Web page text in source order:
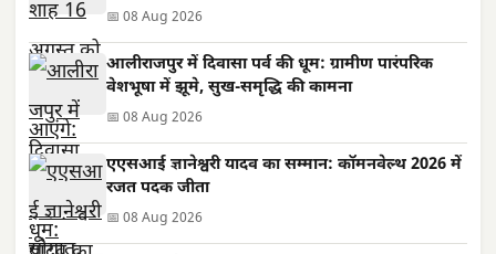
📅 08 Aug 2026
आलीराजपुर में दिवासा पर्व की धूम: ग्रामीण पारंपरिक
वेशभूषा में झूमे, सुख-समृद्धि की कामना
📅 08 Aug 2026
एएसआई ज्ञानेश्वरी यादव का सम्मान: कॉमनवेल्थ 2026 में
रजत पदक जीता
📅 08 Aug 2026